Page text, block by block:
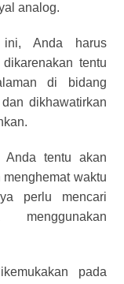
analog.
ini, Anda harus
tentu
di bidang
dikhawatirkan
Anda tentu akan
waktu
perlu mencari
pada